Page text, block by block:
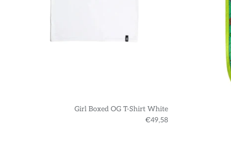
Girl Boxed OG T-Shirt White
€49,58